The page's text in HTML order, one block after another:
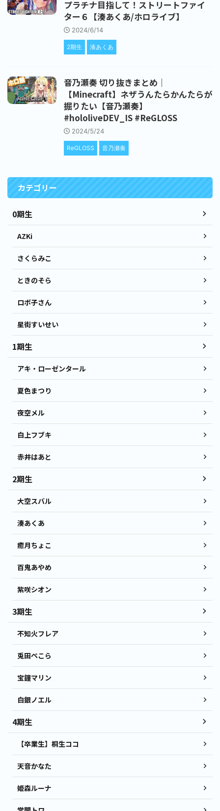
プラチナ目指して！ストリートファイ
ター６【湊あくあ/ホロライブ】
2024/6/14
2期生 湊あくあ
音乃瀬奏 切り抜きまとめ｜
【Minecraft】ネザうんたらかんたらが
掘りたい【音乃瀬奏】
#hololiveDEV_IS #ReGLOSS
2024/5/24
ReGLOSS 音乃瀬奏
カテゴリー
0期生
AZKi
さくらみこ
ときのそら
ロボ子さん
星街すいせい
1期生
アキ・ローゼンタール
夏色まつり
夜空メル
白上フブキ
赤井はあと
2期生
大空スバル
湊あくあ
癒月ちょこ
百鬼あやめ
紫咲シオン
3期生
不知火フレア
兎田ぺこら
宝鐘マリン
白銀ノエル
4期生
【卒業生】桐生ココ
天音かなた
姫森ルーナ